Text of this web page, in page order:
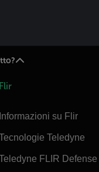
Flir
Informazioni su Flir
Teledyne
FLIR Defense